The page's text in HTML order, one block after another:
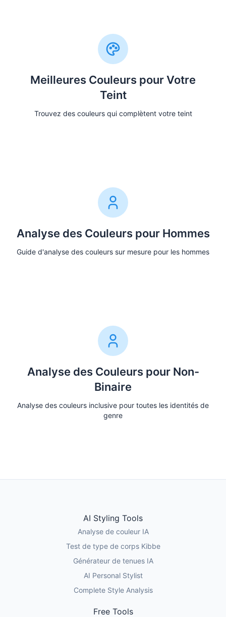
Meilleures Couleurs pour Votre
Teint
Trouvez des couleurs qui complètent votre teint
Analyse des Couleurs pour Hommes
Guide d'analyse des couleurs sur mesure pour les hommes
Analyse des Couleurs pour Non-
Binaire
Analyse des couleurs inclusive pour toutes les identités de
genre
AI Styling Tools
Analyse de couleur IA
Test de type de corps Kibbe
Générateur de tenues IA
AI Personal Stylist
Complete Style Analysis
Free Tools